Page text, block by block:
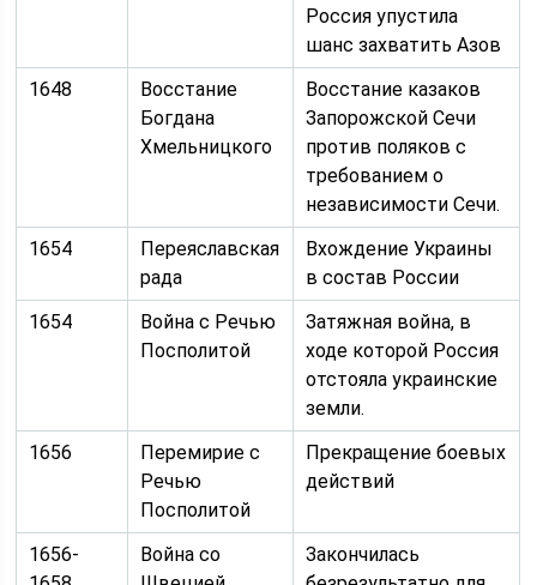
Россия упустила
шанс захватить Азов
1648
Восстание
Богдана
Хмельницкого
Восстание казаков
Запорожской Сечи
против поляков с
требованием о
независимости Сечи.
1654
Переяславская
рада
Вхождение Украины
в состав России
1654
Война с Речью
Посполитой
Затяжная война, в
ходе которой Россия
отстояла украинские
земли.
1656
Перемирие с
Речью
Посполитой
Прекращение боевых
действий
1656-
Война со
Закончилась